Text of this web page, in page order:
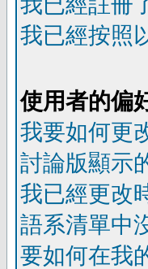
我已經按照
使用者的偏
我要如何更
討論版顯示
我已經更改
語系清單中
要如何在我